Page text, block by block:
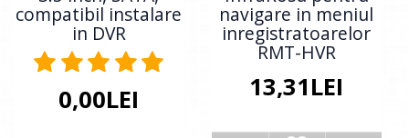
compatibil instalare
in DVR
0,00LEI
navigare in meniul
inregistratoarelor
RMT-HVR
13,31LEI